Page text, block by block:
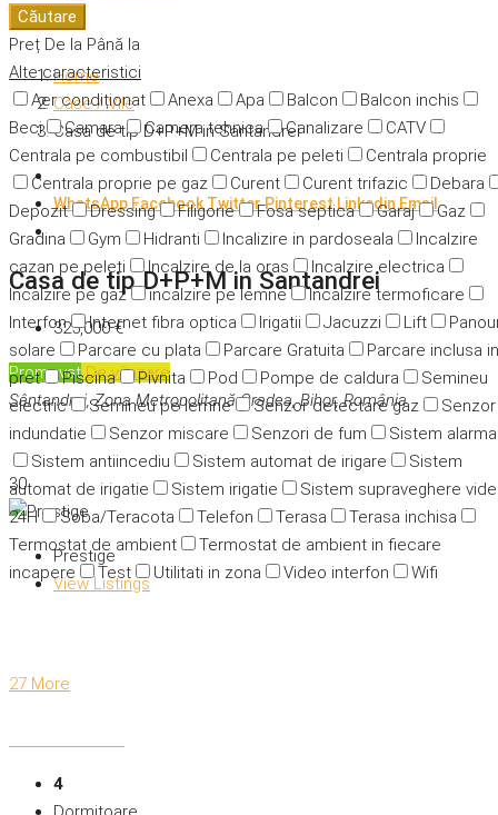
Căutare
Preț De la Până la
Alte caracteristici
Aer condiționat
Anexa Apa Balcon
Balcon inchis
Beci
Camara Camera tehnica Canalizare
CATV
Centrala pe combustibil
Centrala pe peleti
Centrala proprie
Centrala proprie pe gaz
Curent Curent trifazic
Debara
Depozit
Dressing Filigorie Fosa septica Garaj
Gaz
Gradina
Gym Hidranti Incalizire in pardoseala
Incalzire
cazan pe peleti
Incalzire de la oras
Incalzire electrica
Incalzire pe gaz
incalzire pe lemne
Incalzire termoficare
Interfon
Internet fibra optica Irigatii Jacuzzi Lift
solare
Parcare cu plata Parcare Gratuita
Parcare inclusa in
pret
Piscina Pivnita Pod Pompe de caldura
Semineu
electric
Semineu pe lemne Senzor detectare gaz
Senzor
indundatie
Senzor miscare Senzori de fum
Sistem alarma
Sistem antiincediu
Sistem automat de irigare
Sistem
automat de irigatie
Sistem irigatie
Sistem supraveghere
24H
Soba/Teracota Telefon Terasa
Terasa inchisa
Termostat de ambient
Termostat de ambient in fiecare
incapere
Test Utilitati in zona Video interfon Wifi
Home
Case / Vile
Casa de tip D+P+M in Santandrei
WhatsApp Facebook TwitterPinterest Linkedin Email
Casa de tip D+P+M in Santandrei
325,000 €
PromovatDe vânzare
Sântandrei, Zona Metropolitană Oradea, Bihor, România
30
Prestige
View Listings
27 More
4